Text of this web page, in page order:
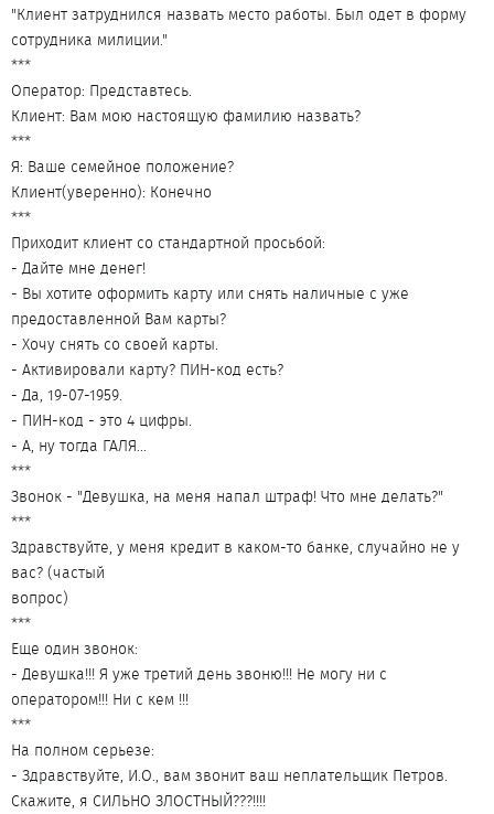
"Клиент затруднился назвать место работы. Был одет в форму
сотрудника милиции."
***
Оператор: Представтесь.
Клиент: Вам мою настоящую фамилию назвать?
***
Я: Ваше семейное положение?
Клиент(уверенно): Конечно
***
Приходит клиент со стандартной просьбой:
- Дайте мне денег!
- Вы хотите оформить карту или снять наличные с уже
предоставленной Вам карты?
- Хочу снять со своей карты.
- Активировали карту? ПИН-код есть?
- Да, 19-07-1959.
- ПИН-код - это 4 цифры.
- А, ну тогда ГАЛЯ...
***
Звонок - "Девушка, на меня напал штраф! Что мне делать?"
***
Здравствуйте, у меня кредит в каком-то банке, случайно не у
вас? (частый
вопрос)
***
Еще один звонок:
- Девушка!!! Я уже третий день звоню!!! Не могу ни с
оператором!!! Ни с кем !!!
***
На полном серьезе:
- Здравствуйте, И.О., вам звонит ваш неплательщик Петров.
Скажите, я СИЛЬНО ЗЛОСТНЫЙ???!!!!